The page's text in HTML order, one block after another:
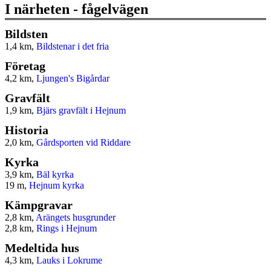
I närheten - fågelvägen
Bildsten
1,4 km, Bildstenar i det fria
Företag
4,2 km, Ljungen's Bigårdar
Gravfält
1,9 km, Bjärs gravfält i Hejnum
Historia
2,0 km, Gårdsporten vid Riddare
Kyrka
3,9 km, Bäl kyrka
19 m, Hejnum kyrka
Kämpgravar
2,8 km, Arängets husgrunder
2,8 km, Rings i Hejnum
Medeltida hus
4,3 km, Lauks i Lokrume